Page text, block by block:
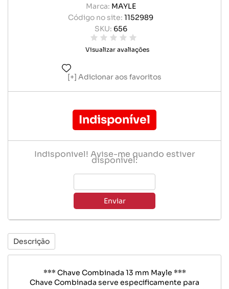
Marca: MAYLE
Código no site: 1152989
SKU: 656
Visualizar avaliações
Adicionar aos favoritos
Indisponível
Indisponível! Avise-me quando estiver
disponível:
Enviar
Descrição
*** Chave Combinada 13 mm Mayle ***
Chave Combinada serve especificamente para